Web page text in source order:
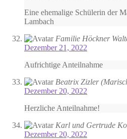
Eine ehemalige Schülerin der
Lambach
Familie Höckner
Dezember 21, 2022
Aufrichtige Anteilnahme
Beatrix Zizler
Dezember 20, 2022
Herzliche Anteilnahme!
Karl und Gertrude
Dezember 20, 2022